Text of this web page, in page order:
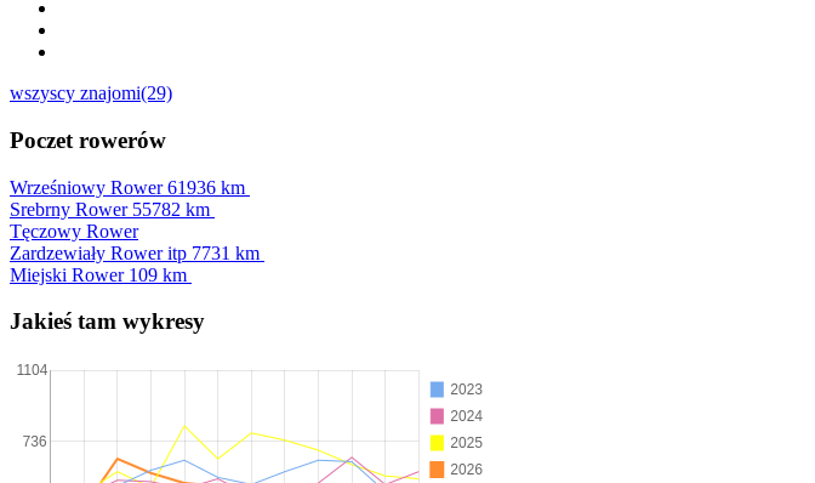
wszyscy znajomi(29)
Poczet rowerów
Wrześniowy Rower61936 km
Srebrny Rower 55782 km
Tęczowy Rower
Zardzewiały Rower itp 7731 km
Miejski Rower 109 km
Jakieś tam wykresy